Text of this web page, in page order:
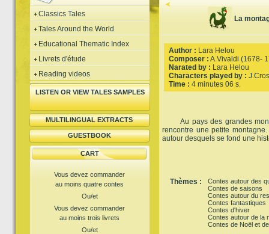
Classics Tales
Tales Around the World
Educational Thematic Index
Livrets d'étude
Reading videos
LISTEN OR VIEW TALES SAMPLES
MULTILINGUAL EXTRACTS
GUESTBOOK
CART
Vous devez commander
au moins quatre contes
Ou/et
Vous devez commander
au moins trois livrets
Ou/et
La
Author : Lara Helou
Composer : A.Vivaldi (1678-
Narated by : Lara Helou
Characters played by :
Time : 4 minutes 06 s.
Au pays des grandes
rencontre une petite
autour desquels se fond une
Thèmes :
Contes autour des
Contes de saisons
Contes autour du
Contes fantastiques
Contes d'hiver
Contes autour de la
Contes de Noël et